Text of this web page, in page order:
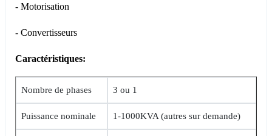
- Motorisation
- Convertisseurs
Caractéristiques:
Nombre de phases 3 ou 1
Puissance nominale 1-1000KVA (autres sur demande)